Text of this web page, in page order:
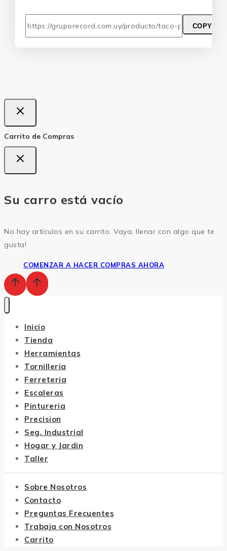
COPY
Carrito de Compras
Su carro está vacío
No hay artículos en su carrito. Vaya, llenar con algo que te
gusta!
COMENZAR A HACER COMPRAS AHORA
Inicio
Tienda
Herramientas
Tornilleria
Ferreteria
Escaleras
Pintureria
Precision
Seg. Industrial
Hogar y Jardin
Taller
Sobre Nosotros
Contacto
Preguntas Frecuentes
Trabaja con Nosotros
Carrito